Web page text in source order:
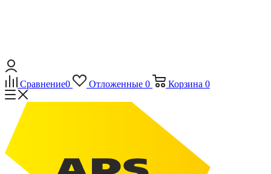
Сравнение0 Отложенные 0 Корзина 0